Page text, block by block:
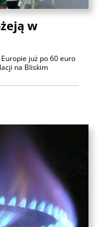
w
już po 60 euro
na Bliskim